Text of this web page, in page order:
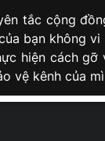
tắc cộng
bạn không
hiện cách gỡ
vệ kênh của